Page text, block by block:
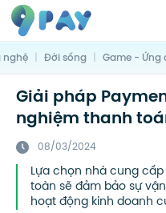
nghệ | Đời sống | Game - Ứng
Giải pháp
nghiệm thanh
08/03/2024
Lựa chọn nhà cung
toàn sẽ đảm bảo sự
hoạt động kinh doanh